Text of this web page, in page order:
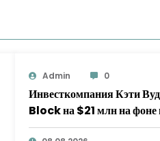
Admin 0
Инвесткомпания Кэти
Block на $21 млн на фоне